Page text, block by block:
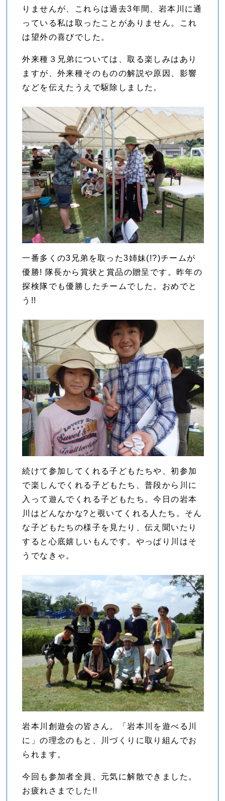
りませんが、これらは過去3年間、岩本川に通
っている私は取ったことがありません。これ
は望外の喜びでした。
外来種３兄弟については、取る楽しみはあり
ますが、外来種そのものの解説や原因、影響
などを伝えたうえで駆除しました。
一番多くの3兄弟を取った3姉妹(!?)チームが
優勝! 隊長から賞状と賞品の贈呈です。昨年の
探検隊でも優勝したチームでした。おめでと
う!!
続けて参加してくれる子どもたちや、初参加
で楽しんでくれる子どもたち、普段から川に
入って遊んでくれる子どもたち。今日の岩本
川はどんなかな?と覗いてくれる人たち。そん
な子どもたちの様子を見たり、伝え聞いたり
すると心底嬉しいもんです。やっぱり川はそ
うでなきゃ。
岩本川創遊会の皆さん。「岩本川を遊べる川
に」の理念のもと、川づくりに取り組んでお
られます。
今回も参加者全員、元気に解散できました。
お疲れさまでした!!